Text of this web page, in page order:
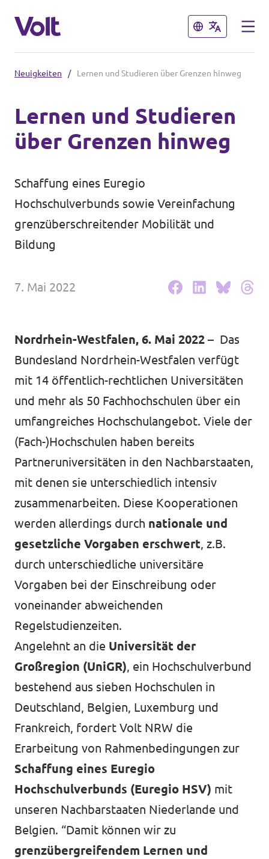
Schließen
Website von Volt NRW
Volt vor Ort in NRW
Volt in Deutschland
Website
Volt in deinem Bundesland
Volt Deutschland Merchandise Shop
Schließen
Programm
Über Volt
Menschen
Unsere Events
Presse
Mache bei uns mit!
Deine Spende für Volt!
Jobs bei Volt
Städteteams im Ruhrgebiet
Transparenz
Datenschutz
Impressum
Neuigkeiten / Lernen und Studieren über Grenzen hinweg
Lernen und Studieren
über Grenzen hinweg
Schaffung eines Euregio
Hochschulverbunds sowie Vereinfachung
grenzüberschreitender Mobilität und
Bildung
7. Mai 2022
Nordrhein-Westfalen, 6. Mai 2022 – Das
Bundesland Nordrhein-Westfalen verfügt
mit 14 öffentlich-rechtlichen Universitäten
und mehr als 50 Fachhochschulen über ein
umfangreiches Hochschulangebot. Viele der
(Fach-)Hochschulen haben bereits
Partneruniversitäten in den Nachbarstaaten,
mit denen sie unterschiedlich intensiv
zusammenarbeiten. Diese Kooperationen
werden allerdings durch nationale und
gesetzliche Vorgaben erschwert, z.B.
durch unterschiedliche universitäre
Vorgaben bei der Einschreibung oder
voneinander abweichenden
Regelstudienzeiten.
Angelehnt an die Universität der
Großregion (UniGR), ein Hochschulverbund
bestehend aus sieben Hochschulen in
Deutschland, Belgien, Luxemburg und
Frankreich, fordert Volt NRW die
Erarbeitung von Rahmenbedingungen zur
Schaffung eines Euregio
Hochschulverbunds (Euregio HSV) mit
unseren Nachbarstaaten Niederlande und
Belgien. “Damit können wir zu
grenzübergreifendem Lernen und